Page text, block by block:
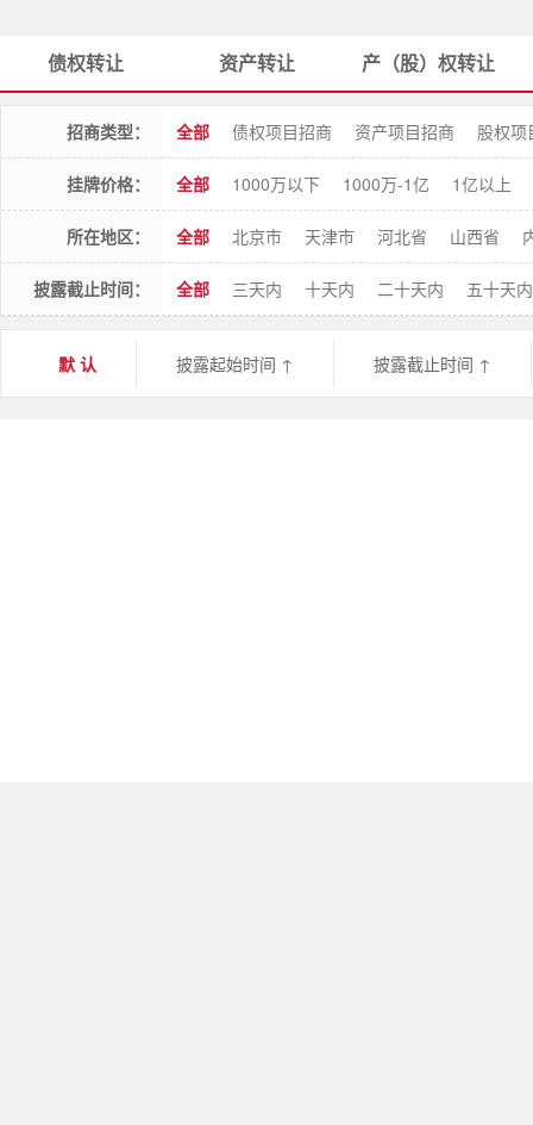
债权转让 资产转让 产（股）权转让
招商类型： 全部 债权项目招商 资产项目招商 股权项
挂牌价格： 全部 1000万以下 1000万-1亿 1亿以上
所在地区： 全部 北京市 天津市 河北省 山西省
江西省
山东省 河南省 湖北省
湖南省
陕西省
甘肃省 青海省 宁夏回族自治区
披露截止时间： 全部 三天内 十天内 二十天内 五十天内
默 认 披露起始时间 ↑ 披露截止时间 ↑